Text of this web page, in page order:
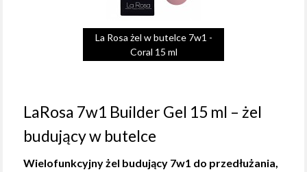
La Rosa żel w butelce 7w1 -
Coral 15 ml
LaRosa 7w1 Builder Gel 15 ml – żel
budujący w butelce
Wielofunkcyjny żel budujący 7w1 do przedłużania,